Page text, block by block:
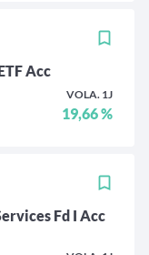
Acc
VOLA. 1J
19,66 %
Fd I Acc